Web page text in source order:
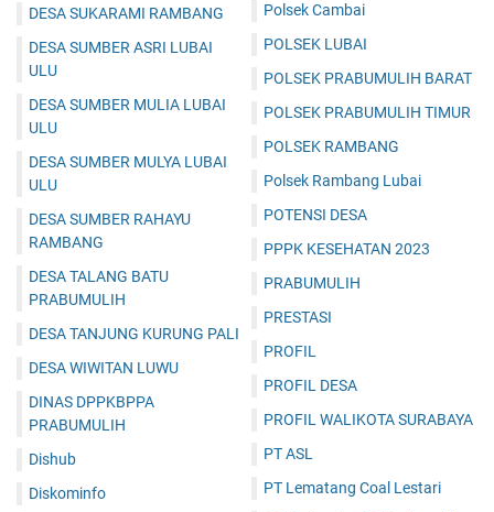
DESA SUKARAMI RAMBANG
DESA SUMBER ASRI LUBAI
ULU
DESA SUMBER MULIA LUBAI
ULU
DESA SUMBER MULYA LUBAI
ULU
DESA SUMBER RAHAYU
RAMBANG
DESA TALANG BATU
PRABUMULIH
DESA TANJUNG KURUNG PALI
DESA WIWITAN LUWU
DINAS DPPKBPPA
PRABUMULIH
Dishub
Diskominfo
Polsek Cambai
POLSEK LUBAI
POLSEK PRABUMULIH BARAT
POLSEK PRABUMULIH TIMUR
POLSEK RAMBANG
Polsek Rambang Lubai
POTENSI DESA
PPPK KESEHATAN 2023
PRABUMULIH
PRESTASI
PROFIL
PROFIL DESA
PROFIL WALIKOTA SURABAYA
PT ASL
PT Lematang Coal Lestari